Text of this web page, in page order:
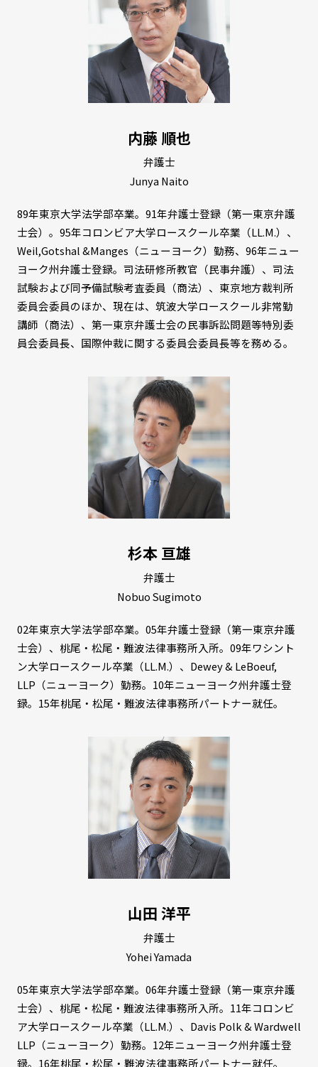
内藤 順也
弁護士
Junya Naito
89年東京大学法学部卒業。91年弁護士登録（第一東京弁護
士会）。95年コロンビア大学ロースクール卒業（LL.M.）、
Weil,Gotshal &Manges（ニューヨーク）勤務、96年ニュー
ヨーク州弁護士登録。司法研修所教官（民事弁護）、司法
試験および同予備試験考査委員（商法）、東京地方裁判所
委員会委員のほか、現在は、筑波大学ロースクール非常勤
講師（商法）、第一東京弁護士会の民事訴訟問題等特別委
員会委員長、国際仲裁に関する委員会委員長等を務める。
杉本 亘雄
弁護士
Nobuo Sugimoto
02年東京大学法学部卒業。05年弁護士登録（第一東京弁護
士会）、桃尾・松尾・難波法律事務所入所。09年ワシント
ン大学ロースクール卒業（LL.M.）、Dewey & LeBoeuf,
LLP（ニューヨーク）勤務。10年ニューヨーク州弁護士登
録。15年桃尾・松尾・難波法律事務所パートナー就任。
山田 洋平
弁護士
Yohei Yamada
05年東京大学法学部卒業。06年弁護士登録（第一東京弁護
士会）、桃尾・松尾・難波法律事務所入所。11年コロンビ
ア大学ロースクール卒業（LL.M.）、Davis Polk & Wardwell
LLP（ニューヨーク）勤務。12年ニューヨーク州弁護士登
録。16年桃尾・松尾・難波法律事務所パートナー就任。